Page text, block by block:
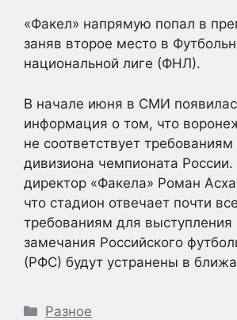
«Факел» напрямую попал в
заняв второе место в
национальной лиге (ФНЛ).
В начале июня в СМИ
информация о том, что
не соответствует требованиям
дивизиона чемпионата
директор «Факела» Роман
что стадион отвечает почти
требованиям для
замечания Российского
(РФС) будут устранены в
Рубрики
Разное